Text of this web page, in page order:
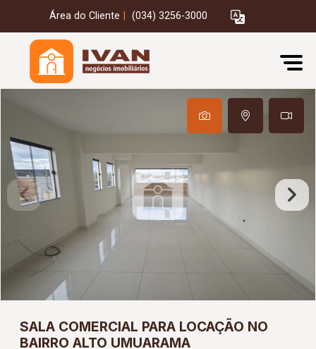
Área do Cliente (034) 3256-3000
SALA COMERCIAL PARA LOCAÇÃO NO
BAIRRO ALTO UMUARAMA